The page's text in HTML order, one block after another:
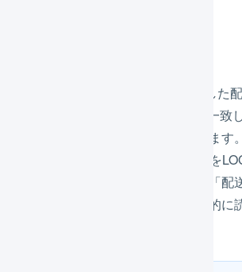
API、またはCSVで取得した
と一
り込みエラーとなっています
CSVで取得した配送方法を
方法に置換するルールを「配
に追加することで、自動的に